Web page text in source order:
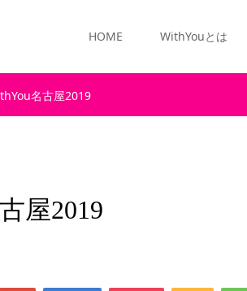
HOME WithYouとは
名古屋2019
屋2019